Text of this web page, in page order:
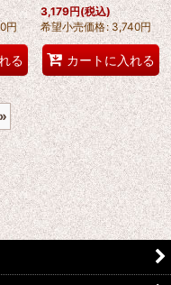
円
る
3,179円(税込)
希望小売価格: 3,740円
カートに入れる
»